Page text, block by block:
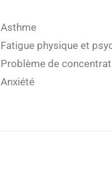
Asthme
Fatigue physique et
Problème de
Anxiété